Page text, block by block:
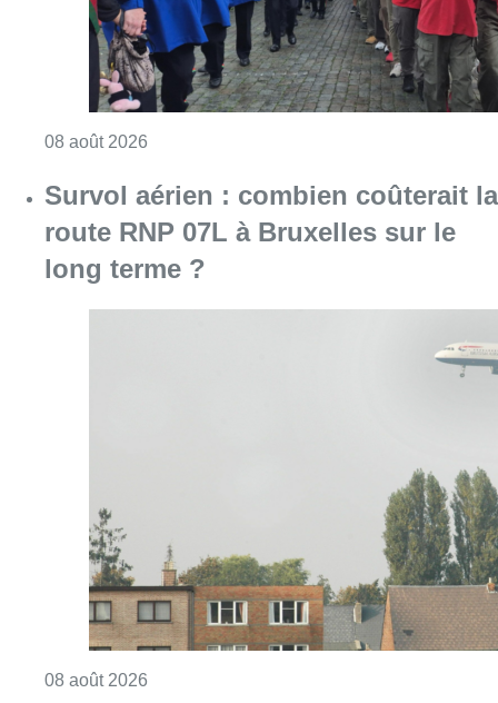
08 août 2026
Survol aérien : combien coûterait la
route RNP 07L à Bruxelles sur le
long terme ?
08 août 2026